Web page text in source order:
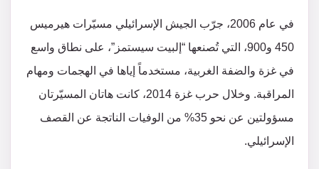
في عام 2006، جرّب الجيش الإسرائيلي مسيّرات هيرميس
450 و900، التي تُصنعها “إلبيت سيستمز”، على نطاق واسع
في غزة والضفة الغربية، مستخدماً إياها في الهجمات ومهام
المراقبة. وخلال حرب غزة 2014، كانت هاتان المسيّرتان
مسؤولتين عن نحو 35% من الوفيات الناتجة عن القصف
الإسرائيلي.